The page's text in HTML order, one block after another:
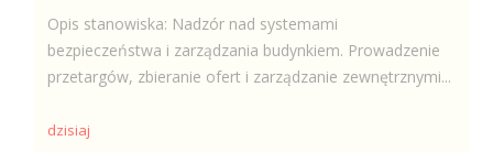
Opis stanowiska: Nadzór nad systemami
bezpieczeństwa i zarządzania budynkiem. Prowadzenie
przetargów, zbieranie ofert i zarządzanie zewnętrznymi...
dzisiaj